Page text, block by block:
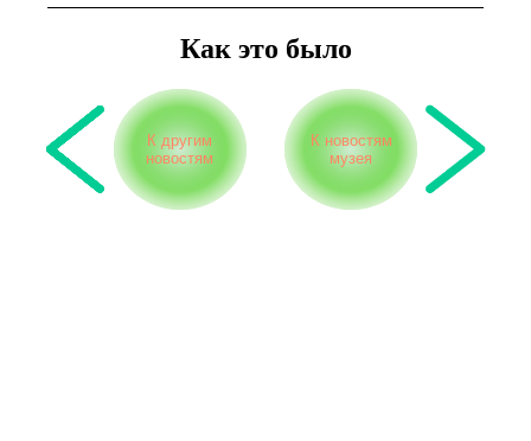
Как это было
К другим
новостям
К новостям
музея